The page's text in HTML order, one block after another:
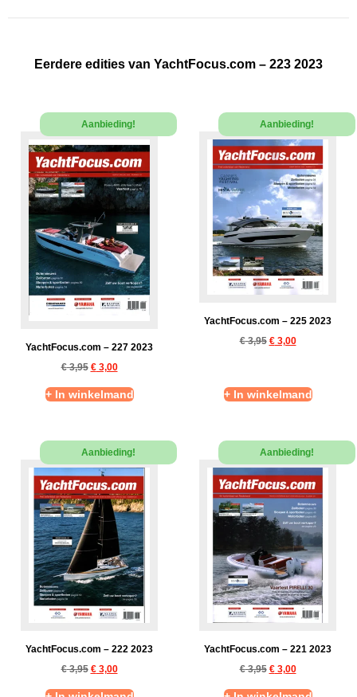
Eerdere edities van YachtFocus.com – 223 2023
Aanbieding!
YachtFocus.com – 227 2023
€3,95 €3,00
+ In winkelmand
Aanbieding!
YachtFocus.com – 225 2023
€3,95 €3,00
+ In winkelmand
Aanbieding!
YachtFocus.com – 222 2023
€3,95 €3,00
Aanbieding!
YachtFocus.com – 221 2023
€3,95 €3,00